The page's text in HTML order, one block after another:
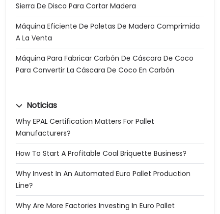
Sierra De Disco Para Cortar Madera
Máquina Eficiente De Paletas De Madera Comprimida
A La Venta
Máquina Para Fabricar Carbón De Cáscara De Coco
Para Convertir La Cáscara De Coco En Carbón
Noticias
Why EPAL Certification Matters For Pallet
Manufacturers?
How To Start A Profitable Coal Briquette Business?
Why Invest In An Automated Euro Pallet Production
Line?
Why Are More Factories Investing In Euro Pallet